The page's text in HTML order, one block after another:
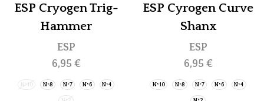
ESP Cryogen Trig-
Hammer
ESP
6,95 €
Nº10 Nº8 Nº7 Nº6 Nº4
ESP Cyrogen Curve
Shanx
ESP
6,95 €
Nº10 Nº8 Nº7 Nº6 Nº4